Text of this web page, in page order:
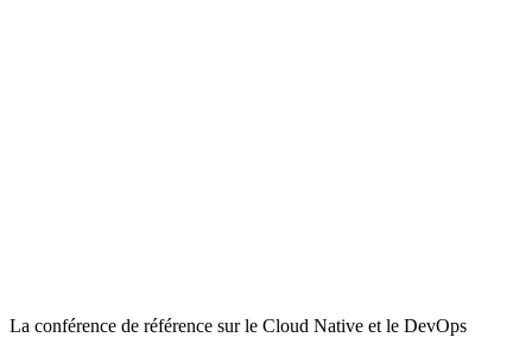
La conférence de référence sur le Cloud Native et le DevOps